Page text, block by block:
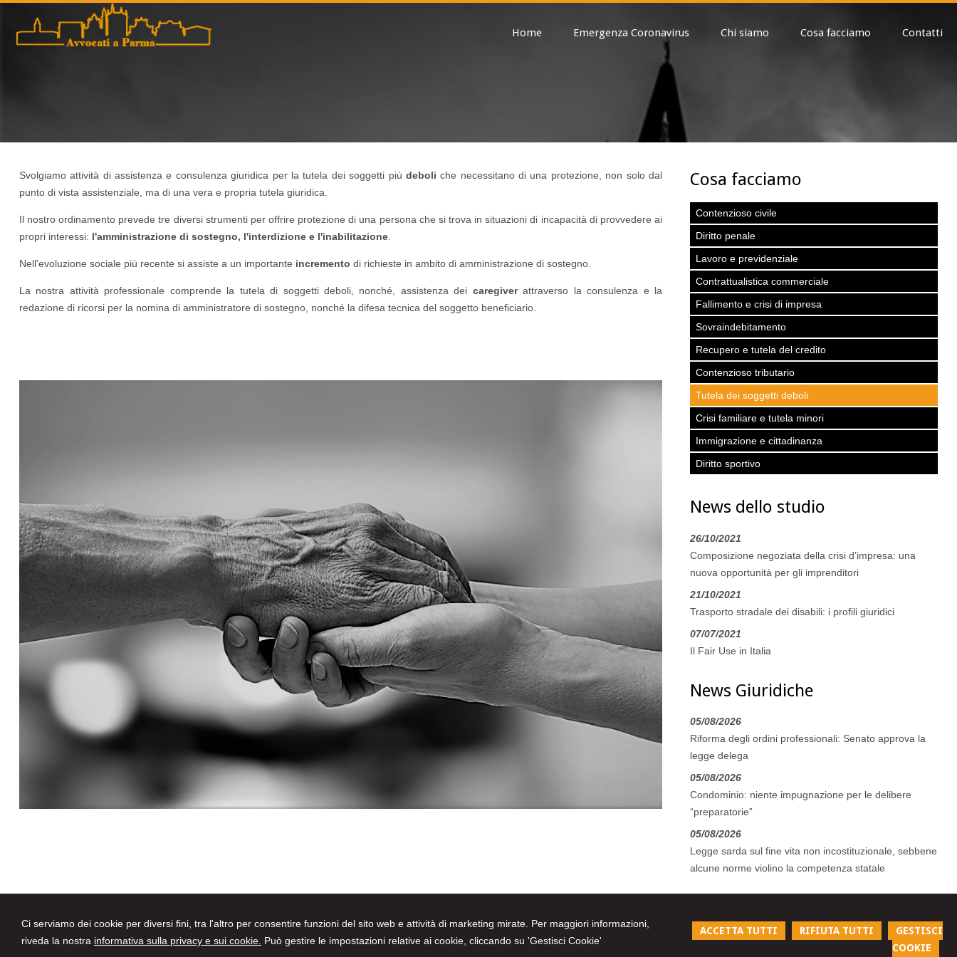
Ci serviamo dei cookie per diversi fini, tra l'altro per consentire funzioni del sito web e attività di marketing mirate. Per maggiori informazioni,
riveda la nostra informativa sulla privacy e sui cookie. Può gestire le impostazioni relative ai cookie, cliccando su 'Gestisci Cookie'
ACCETTA TUTTI RIFIUTA TUTTI
GESTISCI
COOKIE
Home Emergenza Coronavirus Chi siamo Cosa facciamo Contatti
Svolgiamo attività di assistenza e consulenza giuridica per la tutela dei soggetti più deboli che necessitano di una protezione, non solo dal
punto di vista assistenziale, ma di una vera e propria tutela giuridica.
Il nostro ordinamento prevede tre diversi strumenti per offrire protezione di una persona che si trova in situazioni di incapacità di provvedere ai
propri interessi: l'amministrazione di sostegno, l'interdizione e l'inabilitazione.
Nell'evoluzione sociale più recente si assiste a un importante incremento di richieste in ambito di amministrazione di sostegno.
La nostra attività professionale comprende la tutela di soggetti deboli, nonché, assistenza dei caregiverattraverso la consulenza e la
redazione di ricorsi per la nomina di amministratore di sostegno, nonché la difesa tecnica del soggetto beneficiario.
Cosa facciamo
Contenzioso civile
Diritto penale
Lavoro e previdenziale
Contrattualistica commerciale
Fallimento e crisi di impresa
Sovraindebitamento
Recupero e tutela del credito
Contenzioso tributario
Tutela dei soggetti deboli
Crisi familiare e tutela minori
Immigrazione e cittadinanza
Diritto sportivo
News dello studio
26/10/2021
Composizione negoziata della crisi d’impresa: una
nuova opportunità per gli imprenditori
21/10/2021
Trasporto stradale dei disabili: i profili giuridici
07/07/2021
Il Fair Use in Italia
News Giuridiche
05/08/2026
Riforma degli ordini professionali: Senato approva la
legge delega
05/08/2026
Condominio: niente impugnazione per le delibere
“preparatorie”
05/08/2026
Legge sarda sul fine vita non incostituzionale, sebbene
alcune norme violino la competenza statale
Avvocati a Parma